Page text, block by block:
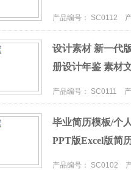
产品编号： SC0112
设计素材 新一代
册设计年鉴 素材
产品编号： SC0111
毕业简历模板/个
PPT版Excel版简
产品编号： SC0102